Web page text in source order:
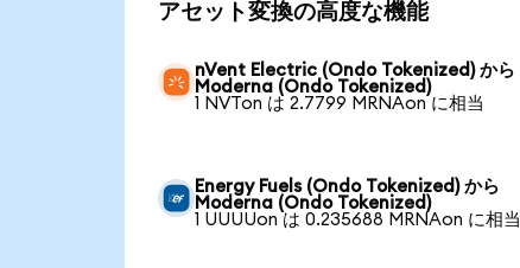
アセット変換の高度な機能
nVent Electric (Ondo Tokenized) から
Moderna (Ondo Tokenized)
1 NVTon は 2.7799 MRNAon に相当
Energy Fuels (Ondo Tokenized) から
Moderna (Ondo Tokenized)
1 UUUUon は 0.235688 MRNAon に相当